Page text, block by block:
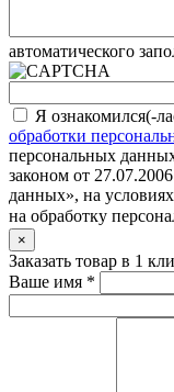
автоматического
Я ознакомился(-
обработки
персональных
законом от
данных», на
на обработку
×
Заказать товар в 1
Ваше имя *